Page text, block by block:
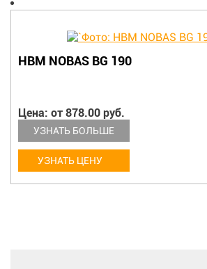
HBM NOBAS BG 190
Цена: от 878.00 руб.
УЗНАТЬ БОЛЬШЕ
УЗНАТЬ ЦЕНУ